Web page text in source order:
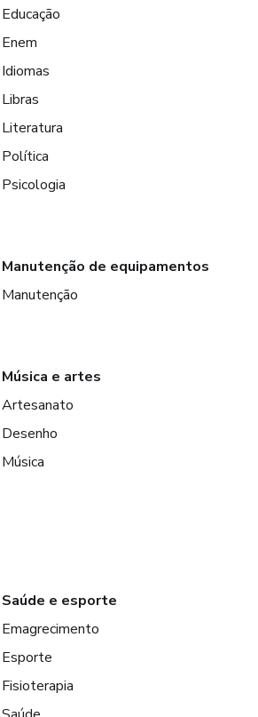
Educação
Enem
Idiomas
Libras
Literatura
Política
Psicologia
Manutenção de equipamentos
Manutenção
Música e artes
Artesanato
Desenho
Música
Saúde e esporte
Emagrecimento
Esporte
Fisioterapia